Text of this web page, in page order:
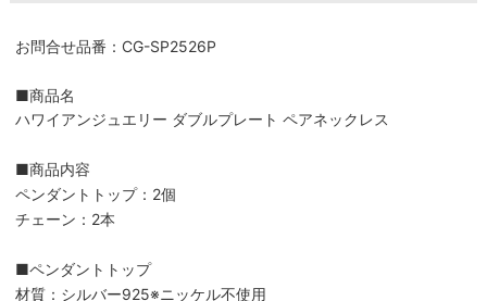
お問合せ品番：CG-SP2526P
■商品名
ハワイアンジュエリー ダブルプレート ペアネックレス
■商品内容
ペンダントトップ：2個
チェーン：2本
■ペンダントトップ
材質：シルバー925※ニッケル不使用